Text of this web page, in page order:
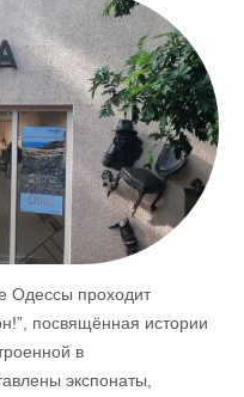
Одессы проходит
посвящённая истории
в
экспонаты,